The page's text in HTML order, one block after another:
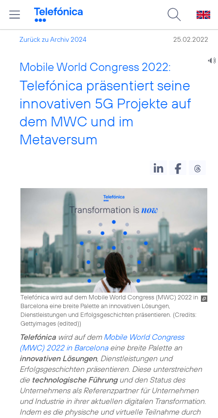
Zurück zu Archiv 2024 25.02.2022
Mobile World Congress 2022:
Telefónica präsentiert seine
innovativen 5G Projekte auf
dem MWC und im
Metaversum
Telefónica wird auf dem Mobile World Congress (MWC) 2022 in
Barcelona eine breite Palette an innovativen Lösungen,
Dienstleistungen und Erfolgsgeschichten präsentieren. (Credits:
Gettyimages (edited))
Telefónica wird auf dem Mobile World Congress
(MWC) 2022 in Barcelonaeine breite Palette an
innovativen Lösungen, Dienstleistungen und
Erfolgsgeschichten präsentieren. Diese unterstreichen
die technologische Führungund den Status des
Unternehmens als Referenzpartner für Unternehmen
und Industrie in ihrer aktuellen digitalen Transformation.
Indem es die physische und virtuelle Teilnahme durch